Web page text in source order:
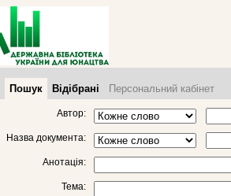
Пошук Відібрані Персональний кабінет
Автор:
Назва документа:
Анотація:
Тема: